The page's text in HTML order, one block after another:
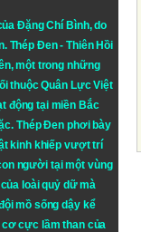
Đặng Chí Bình, do
Thép Đen- Thiên Hồi
một trong những
thuộc Quân Lực Việt
động tại miền Bắc
Thép Đen phơi bày
kinh khiếp vượt trí
người tại một vùng
loài quỷ dữ mà
mồ sống dậy kể
cực lầm than của